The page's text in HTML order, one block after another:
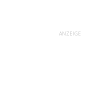
ANZEIGE